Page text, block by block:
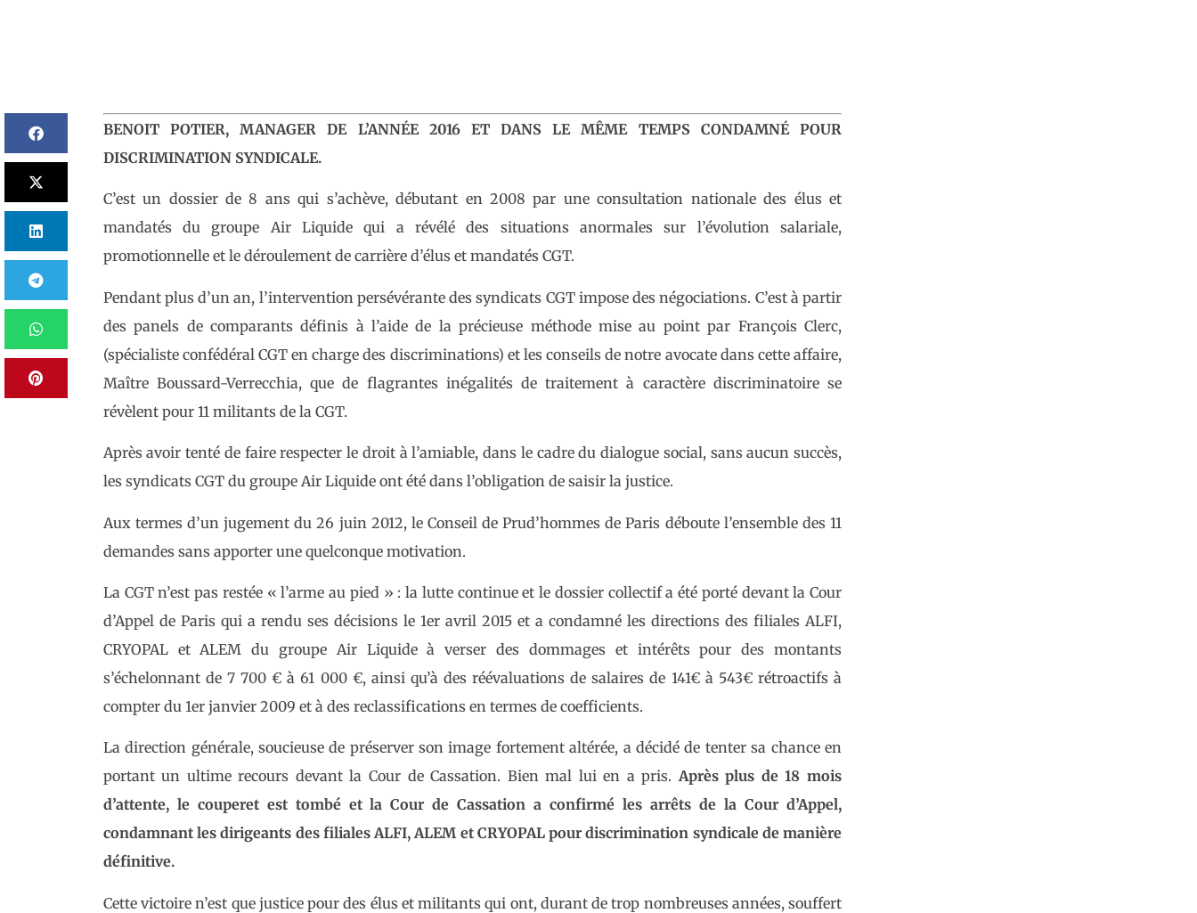
BENOIT POTIER, MANAGER DE L’ANNÉE 2016 ET DANS LE MÊME TEMPS CONDAMNÉ POUR
DISCRIMINATION SYNDICALE.
C’est un dossier de 8 ans qui s’achève, débutant en 2008 par une consultation nationale des élus et
mandatés du groupe Air Liquide qui a révélé des situations anormales sur l’évolution salariale,
promotionnelle et le déroulement de carrière d’élus et mandatés CGT.
Pendant plus d’un an, l’intervention persévérante des syndicats CGT impose des négociations. C’est à partir
des panels de comparants définis à l’aide de la précieuse méthode mise au point par François Clerc,
(spécialiste confédéral CGT en charge des discriminations) et les conseils de notre avocate dans cette affaire,
Maître Boussard-Verrecchia, que de flagrantes inégalités de traitement à caractère discriminatoire se
révèlent pour 11 militants de la CGT.
Après avoir tenté de faire respecter le droit à l’amiable, dans le cadre du dialogue social, sans aucun succès,
les syndicats CGT du groupe Air Liquide ont été dans l’obligation de saisir la justice.
Aux termes d’un jugement du 26 juin 2012, le Conseil de Prud’hommes de Paris déboute l’ensemble des 11
demandes sans apporter une quelconque motivation.
La CGT n’est pas restée « l’arme au pied » : la lutte continue et le dossier collectif a été porté devant la Cour
d’Appel de Paris qui a rendu ses décisions le 1er avril 2015 et a condamné les directions des filiales ALFI,
CRYOPAL et ALEM du groupe Air Liquide à verser des dommages et intérêts pour des montants
s’échelonnant de 7 700 € à 61 000 €, ainsi qu’à des réévaluations de salaires de 141€ à 543€ rétroactifs à
compter du 1er janvier 2009 et à des reclassifications en termes de coefficients.
La direction générale, soucieuse de préserver son image fortement altérée, a décidé de tenter sa chance en
portant un ultime recours devant la Cour de Cassation. Bien mal lui en a pris.Après plus de 18 mois
d’attente, le couperet est tombé et la Cour de Cassation a confirmé les arrêts de la Cour d’Appel,
condamnant les dirigeants des filiales ALFI, ALEM et CRYOPAL pourdiscrimination syndicale de manière
définitive.
Cette victoire n’est que justice pour des élus et militants qui ont, durant de trop nombreuses années, souffert